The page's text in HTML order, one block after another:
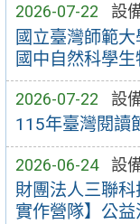
2026-07-22 設
國立臺灣師範
國中自然科學
2026-07-22 設
115年臺灣閱讀
2026-06-24 設
財團法人三聯
實作營隊】公益